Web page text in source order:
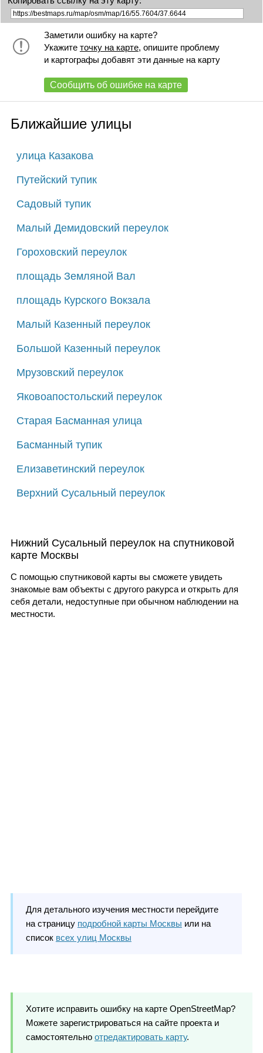
Заметили ошибку на карте?
Укажите точку на карте, опишите проблему
и картографы добавят эти данные на карту
Сообщить об ошибке на карте
Ближайшие улицы
улица Казакова
Путейский тупик
Садовый тупик
Малый Демидовский переулок
Гороховский переулок
площадь Земляной Вал
площадь Курского Вокзала
Малый Казенный переулок
Большой Казенный переулок
Мрузовский переулок
Яковоапостольский переулок
Старая Басманная улица
Басманный тупик
Елизаветинский переулок
Верхний Сусальный переулок
Нижний Сусальный переулок на спутниковой
карте Москвы
С помощью спутниковой карты вы сможете увидеть
знакомые вам объекты с другого ракурса и открыть для
себя детали, недоступные при обычном наблюдении на
местности.
Для детального изучения местности перейдите
на страницу подробной карты Москвы или на
список всех улиц Москвы
Хотите исправить ошибку на карте OpenStreetMap?
Можете зарегистрироваться на сайте проекта и
самостоятельно отредактировать карту.